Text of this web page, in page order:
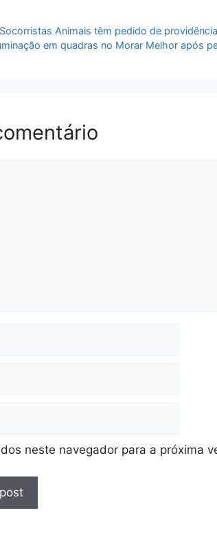
Animais têm pedido de
em quadras no Morar Melhor após
neste navegador para a próxima